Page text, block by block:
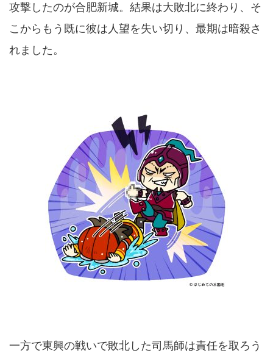
攻撃したのが合肥新城。結果は大敗北に終わり、そ
こからもう既に彼は人望を失い切り、最期は暗殺さ
れました。
一方で東興の戦いで敗北した司馬師は責任を取ろう